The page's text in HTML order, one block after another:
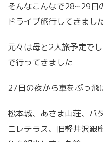
そんなこんなで28~29日
ドライブ旅行してきまし
元々は母と2人旅予定で
で行ってきました
27日の夜から車をぶっ飛
松本城、あさま山荘、バ
ニレテラス、旧軽井沢銀